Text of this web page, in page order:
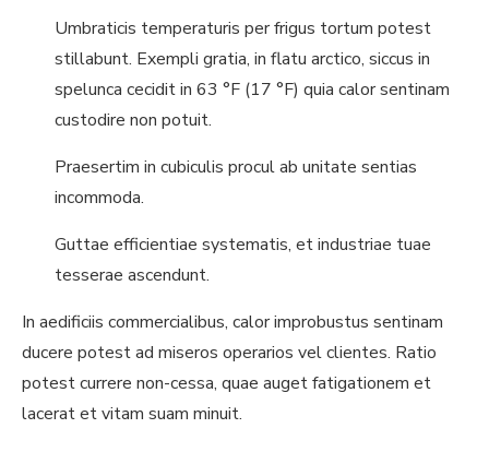
Umbraticis temperaturis per frigus tortum potest
stillabunt. Exempli gratia, in flatu arctico, siccus in
spelunca cecidit in 63 °F (17 °F) quia calor sentinam
custodire non potuit.
Praesertim in cubiculis procul ab unitate sentias
incommoda.
Guttae efficientiae systematis, et industriae tuae
tesserae ascendunt.
In aedificiis commercialibus, calor improbustus sentinam
ducere potest ad miseros operarios vel clientes. Ratio
potest currere non-cessa, quae auget fatigationem et
lacerat et vitam suam minuit.